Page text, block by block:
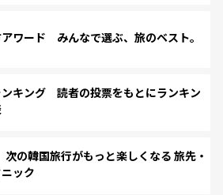
ワード みんなで選ぶ、旅のベスト。
キング 読者の投票をもとにランキン
の韓国旅行がもっと楽しくなる 旅先・
ック